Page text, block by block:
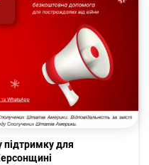
для